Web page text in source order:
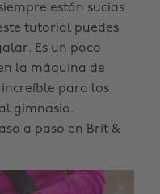
están sucias
tutorial puedes
Es un poco
la máquina de
para los
gimnasio.
a paso en Brit &